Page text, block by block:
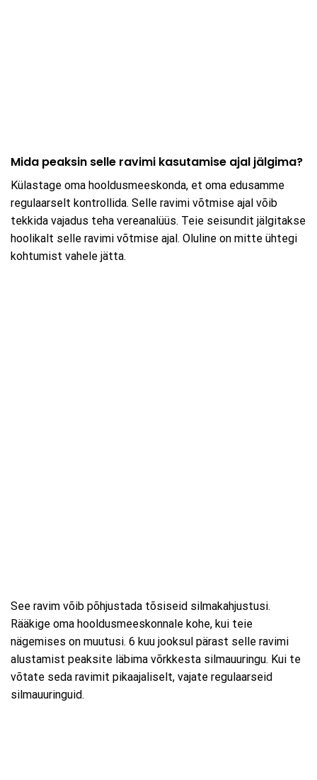
Mida peaksin selle ravimi kasutamise ajal jälgima?
Külastage oma hooldusmeeskonda, et oma edusamme
regulaarselt kontrollida. Selle ravimi võtmise ajal võib
tekkida vajadus teha vereanalüüs. Teie seisundit jälgitakse
hoolikalt selle ravimi võtmise ajal. Oluline on mitte ühtegi
kohtumist vahele jätta.
See ravim võib põhjustada tõsiseid silmakahjustusi.
Rääkige oma hooldusmeeskonnale kohe, kui teie
nägemises on muutusi. 6 kuu jooksul pärast selle ravimi
alustamist peaksite läbima võrkkesta silmauuringu. Kui te
võtate seda ravimit pikaajaliselt, vajate regulaarseid
silmauuringuid.